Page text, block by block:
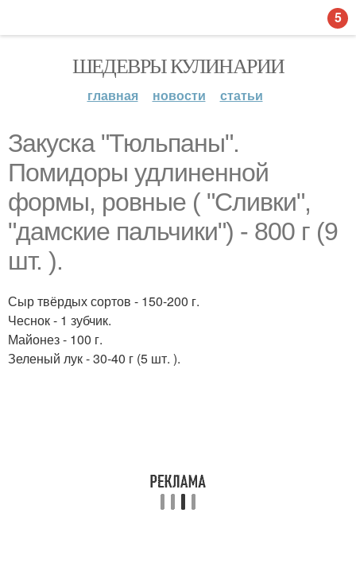
ШЕДЕВРЫ КУЛИНАРИИ
главная новости статьи
Закуска "Тюльпаны".
Помидоры удлиненной
формы, ровные ( "Сливки",
"дамские пальчики") - 800 г (9
шт. ).
Сыр твёрдых сортов - 150-200 г.
Чеснок - 1 зубчик.
Майонез - 100 г.
Зеленый лук - 30-40 г (5 шт. ).
5